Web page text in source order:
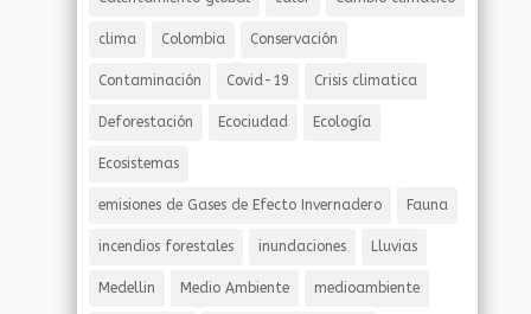
clima Colombia Conservación
Contaminación Covid-19 Crisis climatica
Deforestación Ecociudad Ecología
Ecosistemas
emisiones de Gases de Efecto Invernadero Fauna
incendios forestales inundaciones Lluvias
Medellin Medio Ambiente medioambiente